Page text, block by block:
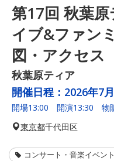
第17回 秋葉
イブ&ファン
図・アクセス
秋葉原ティア
開催日程： 2026年7
開場13:00 開演13:30 物
東京都千代田区
コンサート・音楽イベント